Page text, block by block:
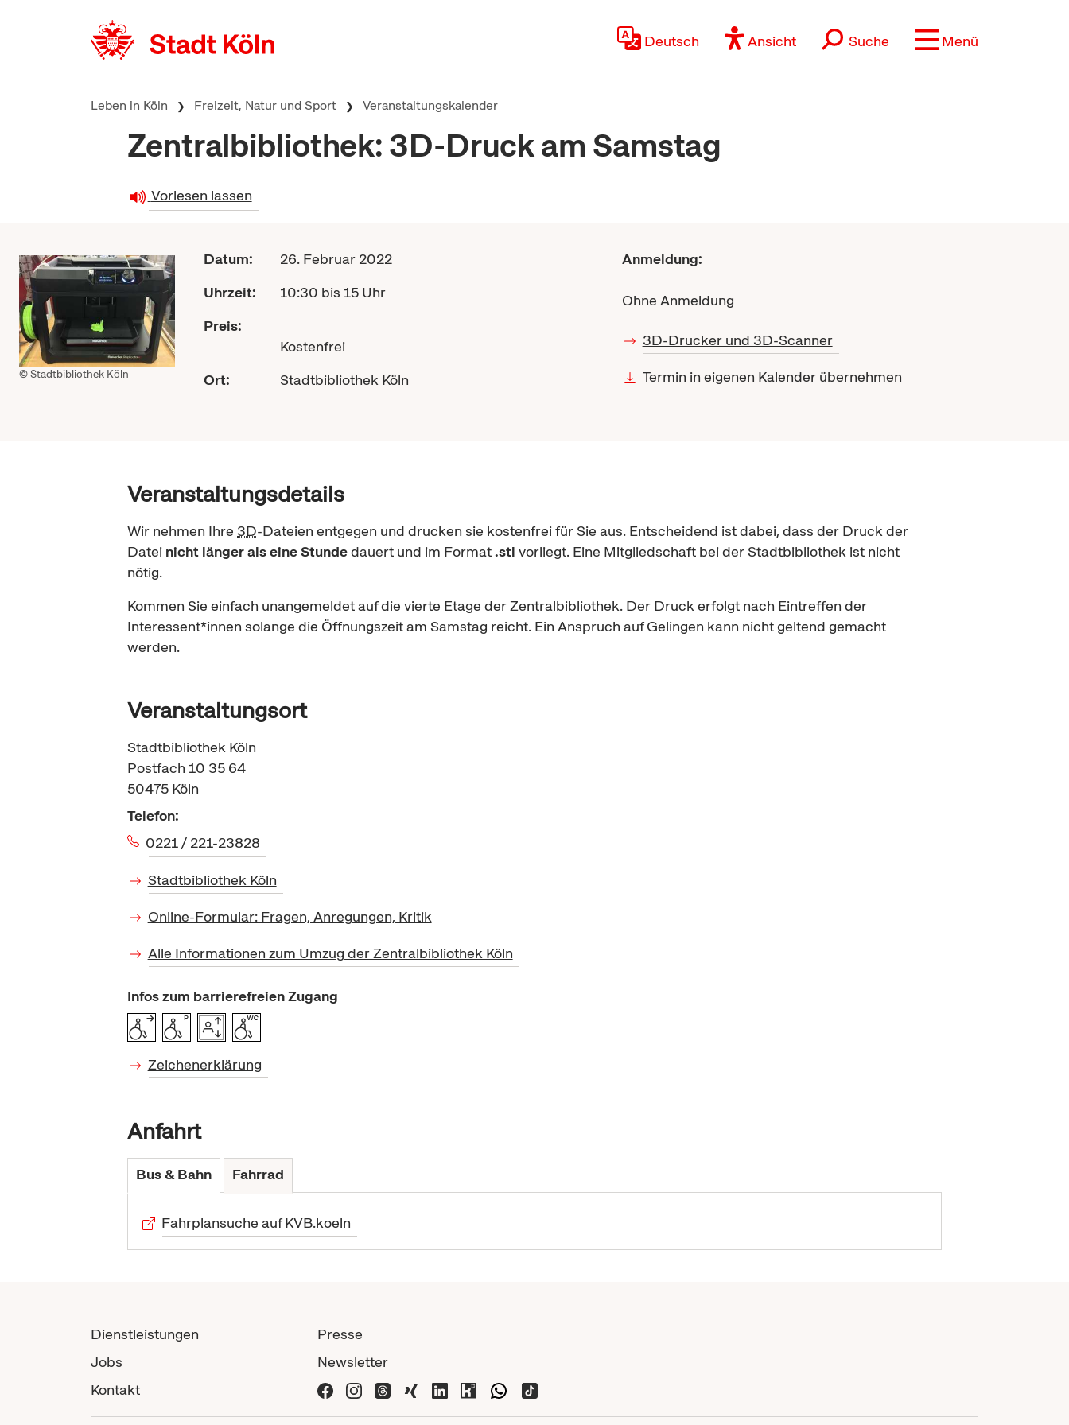
Deutsch
Ansicht Suche Menü
Leben in Köln Freizeit, Natur und Sport Veranstaltungskalender
Zentralbibliothek: 3D-Druck am Samstag
Vorlesen lassen
© Stadtbibliothek Köln
Datum:
26. Februar 2022
Uhrzeit:
10:30 bis 15 Uhr
Preis:
Kostenfrei
Ort:
Stadtbibliothek Köln
Anmeldung:
Ohne Anmeldung
3D-Drucker und 3D-Scanner
Termin in eigenen Kalender übernehmen
Veranstaltungsdetails
Wir nehmen Ihre 3D-Dateien entgegen und drucken sie kostenfrei für Sie aus. Entscheidend ist dabei, dass der Druck der
Datei nicht länger alseineStundedauert und im Format.stl vorliegt. Eine Mitgliedschaft bei der Stadtbibliothek ist nicht
nötig.
Kommen Sie einfach unangemeldet auf die vierte Etage der Zentralbibliothek. Der Druck erfolgt nach Eintreffen der
Interessent*innen solange die Öffnungszeit am Samstag reicht. Ein Anspruch auf Gelingen kann nicht geltend gemacht
werden.
Veranstaltungsort
Stadtbibliothek Köln
Postfach 10 35 64
50475 Köln
Telefon:
0221 / 221-23828
Stadtbibliothek Köln
Online-Formular: Fragen, Anregungen, Kritik
Alle Informationen zum Umzug der Zentralbibliothek Köln
Infos zum barrierefreien Zugang
Zeichenerklärung
Anfahrt
Bus & Bahn Fahrrad
Fahrplansuche auf KVB.koeln
Dienstleistungen
Jobs
Kontakt
Presse
Newsletter